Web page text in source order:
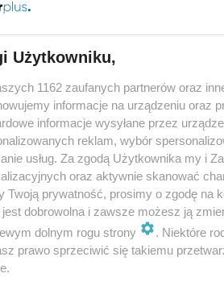
leży w województwie
węźle Golnice.
się tradycyjnie w systemie
2021 roku. Koszt robót wyniósł
Użytkowniku,
1162 zaufanych partnerów oraz
informacje na urządzeniu oraz
informacje wysyłane przez
reklam, wybór
usług. Za zgodą Użytkownika my i
oraz aktywnie skanować
Twoją prywatność, prosimy o zgodę na
jest dobrowolna i zawsze możesz ją
dolnym rogu strony
. Niektóre
prawo sprzeciwić się takiemu